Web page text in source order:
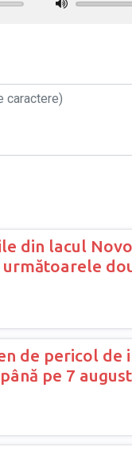
din lacul
de pericol de
pe 7 august